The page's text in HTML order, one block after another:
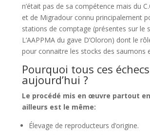
n’était pas de sa compétence mais du
et de Migradour connu principalement
stations de comptage (présentes sur le
L’AAPPMA du gave D’Oloron) dont le
pour connaitre les stocks des saumons
Pourquoi tous ces
aujourd’hui ?
Le procédé mis en œuvre partout
ailleurs est le même:
Élevage de reproducteurs d’origine.